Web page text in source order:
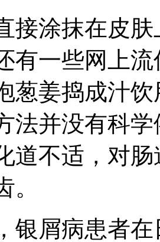
接涂抹在皮肤
有一些网上
葱姜捣成汁
法并没有科
道不适，对
银屑病患者